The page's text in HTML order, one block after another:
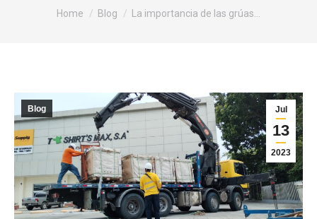
You are here:
Home Blog La importancia de las grúas…
Jul
13
2023
Blog